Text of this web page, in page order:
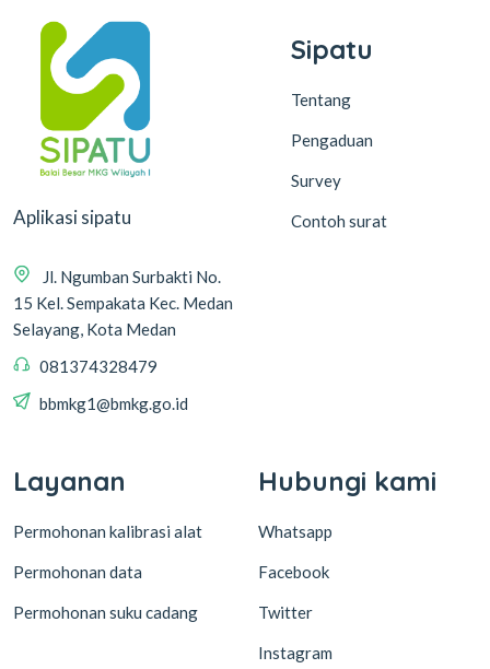
Aplikasi sipatu
Jl. Ngumban Surbakti No.
15 Kel. Sempakata Kec. Medan
Selayang, Kota Medan
081374328479
bbmkg1@bmkg.go.id
Sipatu
Tentang
Pengaduan
Survey
Contoh surat
Layanan
Permohonan kalibrasi alat
Permohonan data
Permohonan suku cadang
Hubungi kami
Whatsapp
Facebook
Twitter
Instagram